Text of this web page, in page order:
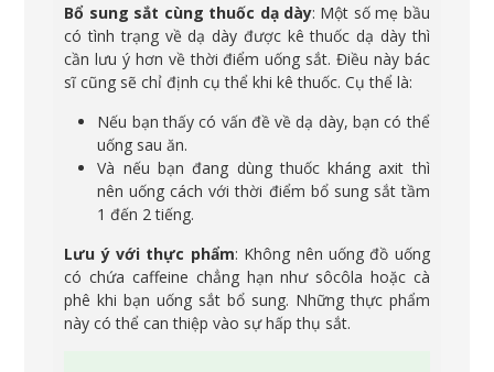
Bổ sung sắt cùng thuốc dạ dày: Một số mẹ bầu
có tình trạng về dạ dày được kê thuốc dạ dày thì
cần lưu ý hơn về thời điểm uống sắt. Điều này bác
sĩ cũng sẽ chỉ định cụ thể khi kê thuốc. Cụ thể là:
Nếu bạn thấy có vấn đề về dạ dày, bạn có thể
uống sau ăn.
Và nếu bạn đang dùng thuốc kháng axit thì
nên uống cách với thời điểm bổ sung sắt tầm
1 đến 2 tiếng.
Lưu ý với thực phẩm: Không nên uống đồ uống
có chứa caffeine chẳng hạn như sôcôla hoặc cà
phê khi bạn uống sắt bổ sung. Những thực phẩm
này có thể can thiệp vào sự hấp thụ sắt.